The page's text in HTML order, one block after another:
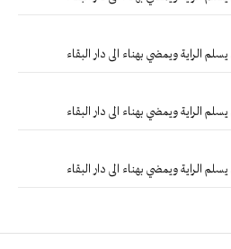
الراية ويمضي بهناء الى دار البقاء
الراية ويمضي بهناء الى دار البقاء
الراية ويمضي بهناء الى دار البقاء